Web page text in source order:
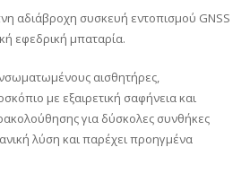
αδιάβροχη συσκευή εντοπισμού GNSS
εφεδρική μπαταρία.
αισθητήρες,
με εξαιρετική σαφήνεια και
για δύσκολες συνθήκες
λύση και παρέχει προηγμένα